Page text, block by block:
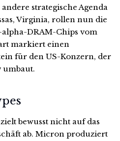
strategische Agenda
Virginia, rollen nun die
DRAM-Chips vom
markiert einen
für den US-Konzern, der
umbaut.
bewusst nicht auf das
ab. Micron produziert